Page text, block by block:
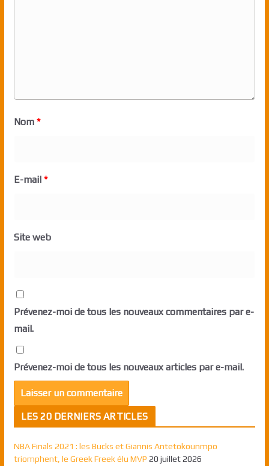
Nom *
E-mail *
Site web
Prévenez-moi de tous les nouveaux commentaires par e-
mail.
Prévenez-moi de tous les nouveaux articles par e-mail.
LES 20 DERNIERS ARTICLES
NBA Finals 2021 : les Bucks et Giannis Antetokounmpo
triomphent, le Greek Freek élu MVP 20 juillet 2026